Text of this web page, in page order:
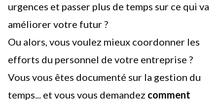
urgences et passer plus de temps sur ce qui va
améliorer votre futur ?
Ou alors, vous voulez mieux coordonner les
efforts du personnel de votre entreprise ?
Vous vous êtes documenté sur la gestion du
temps... et vous vous demandez comment